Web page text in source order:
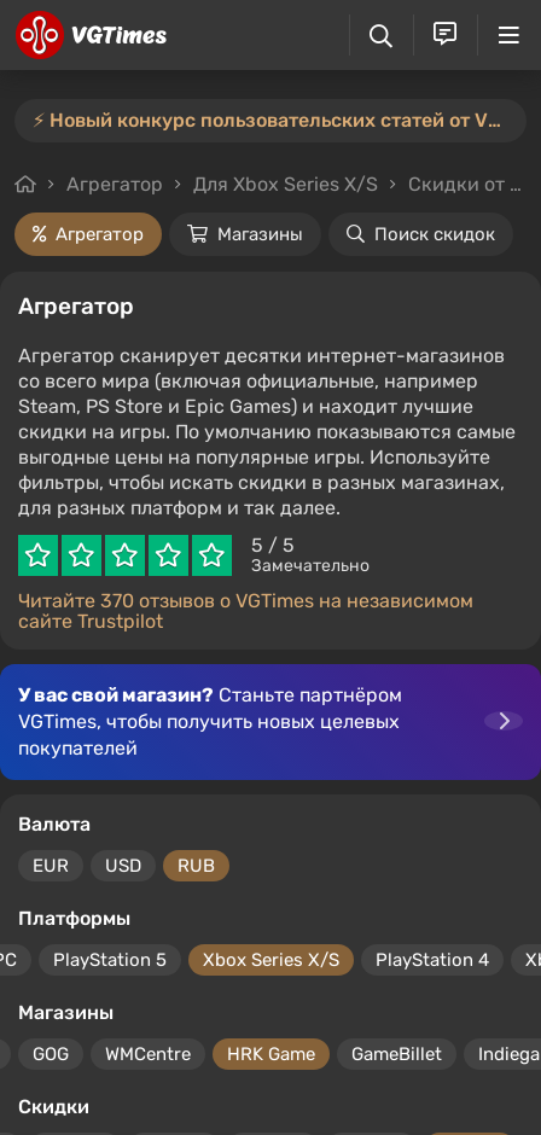
⚡️ Новый конкурс пользовательских статей от VGTimes — участвуйте тут ⚡️
Агрегатор Для Xbox Series X/S Скидки от 90%
Агрегатор Магазины Поиск скидок
Агрегатор
Агрегатор сканирует десятки интернет-магазинов
со всего мира (включая официальные, например
Steam, PS Store и Epic Games) и находит лучшие
скидки на игры. По умолчанию показываются самые
выгодные цены на популярные игры. Используйте
фильтры, чтобы искать скидки в разных магазинах,
для разных платформ и так далее.
5 / 5
Замечательно
Читайте 370 отзывов о VGTimes на независимом
сайте Trustpilot
У вас свой магазин? Станьте партнёром
VGTimes, чтобы получить новых целевых
покупателей
Валюта
EUR USD RUB
Платформы
PlayStation 5 Xbox Series X/S PlayStation 4
Магазины
GOG WMCentre HRK Game GameBillet
Скидки